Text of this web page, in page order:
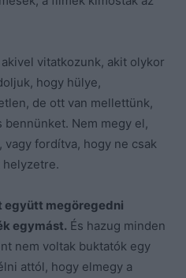
vitatkozunk, akit olykor
hogy hülye,
de ott van mellettünk,
Nem megy el,
fordítva, hogy ne csak
helyzetre.
együtt megöregedni
egymást. És hazug minden
nem voltak buktatók egy
attól, hogy elmegy a